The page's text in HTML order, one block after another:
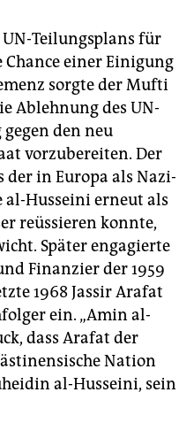
UN-Teilungsplans für
einer Einigung
sorgte der Mufti
Ablehnung des UN-
gegen den neu
vorzubereiten. Der
der in Europa als Nazi-
al-Husseini erneut als
reüssieren konnte,
Später engagierte
Finanzier der 1959
1968 Jassir Arafat
ein. „Amin al-
dass Arafat der
Nation
al-Husseini, sein